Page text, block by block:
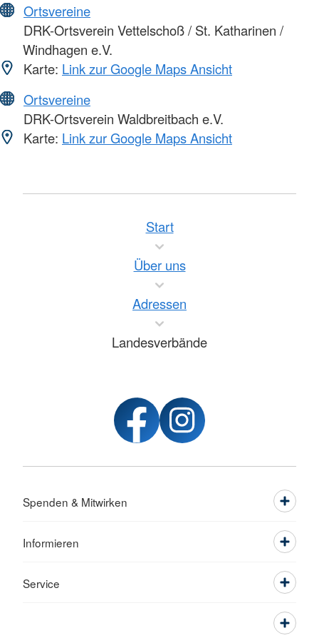
Ortsvereine
DRK-Ortsverein Vettelschoß / St. Katharinen /
Windhagen e.V.
Karte: Link zur Google Maps Ansicht
Ortsvereine
DRK-Ortsverein Waldbreitbach e.V.
Karte: Link zur Google Maps Ansicht
Start
Über uns
Adressen
Landesverbände
Spenden & Mitwirken
Informieren
Service